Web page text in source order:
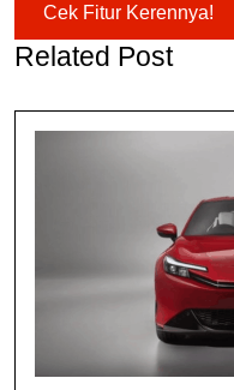
Cek Fitur Kerennya!
Related Post